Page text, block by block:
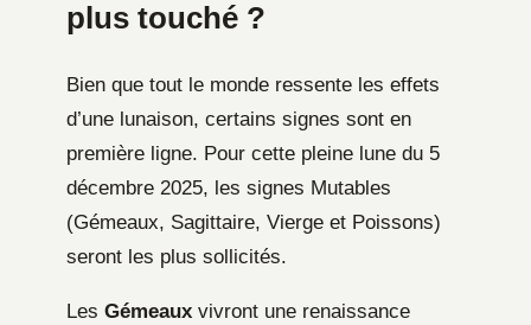
plus touché ?
Bien que tout le monde ressente les effets
d’une lunaison, certains signes sont en
première ligne. Pour cette pleine lune du 5
décembre 2025, les signes Mutables
(Gémeaux, Sagittaire, Vierge et Poissons)
seront les plus sollicités.
Les Gémeaux vivront une renaissance